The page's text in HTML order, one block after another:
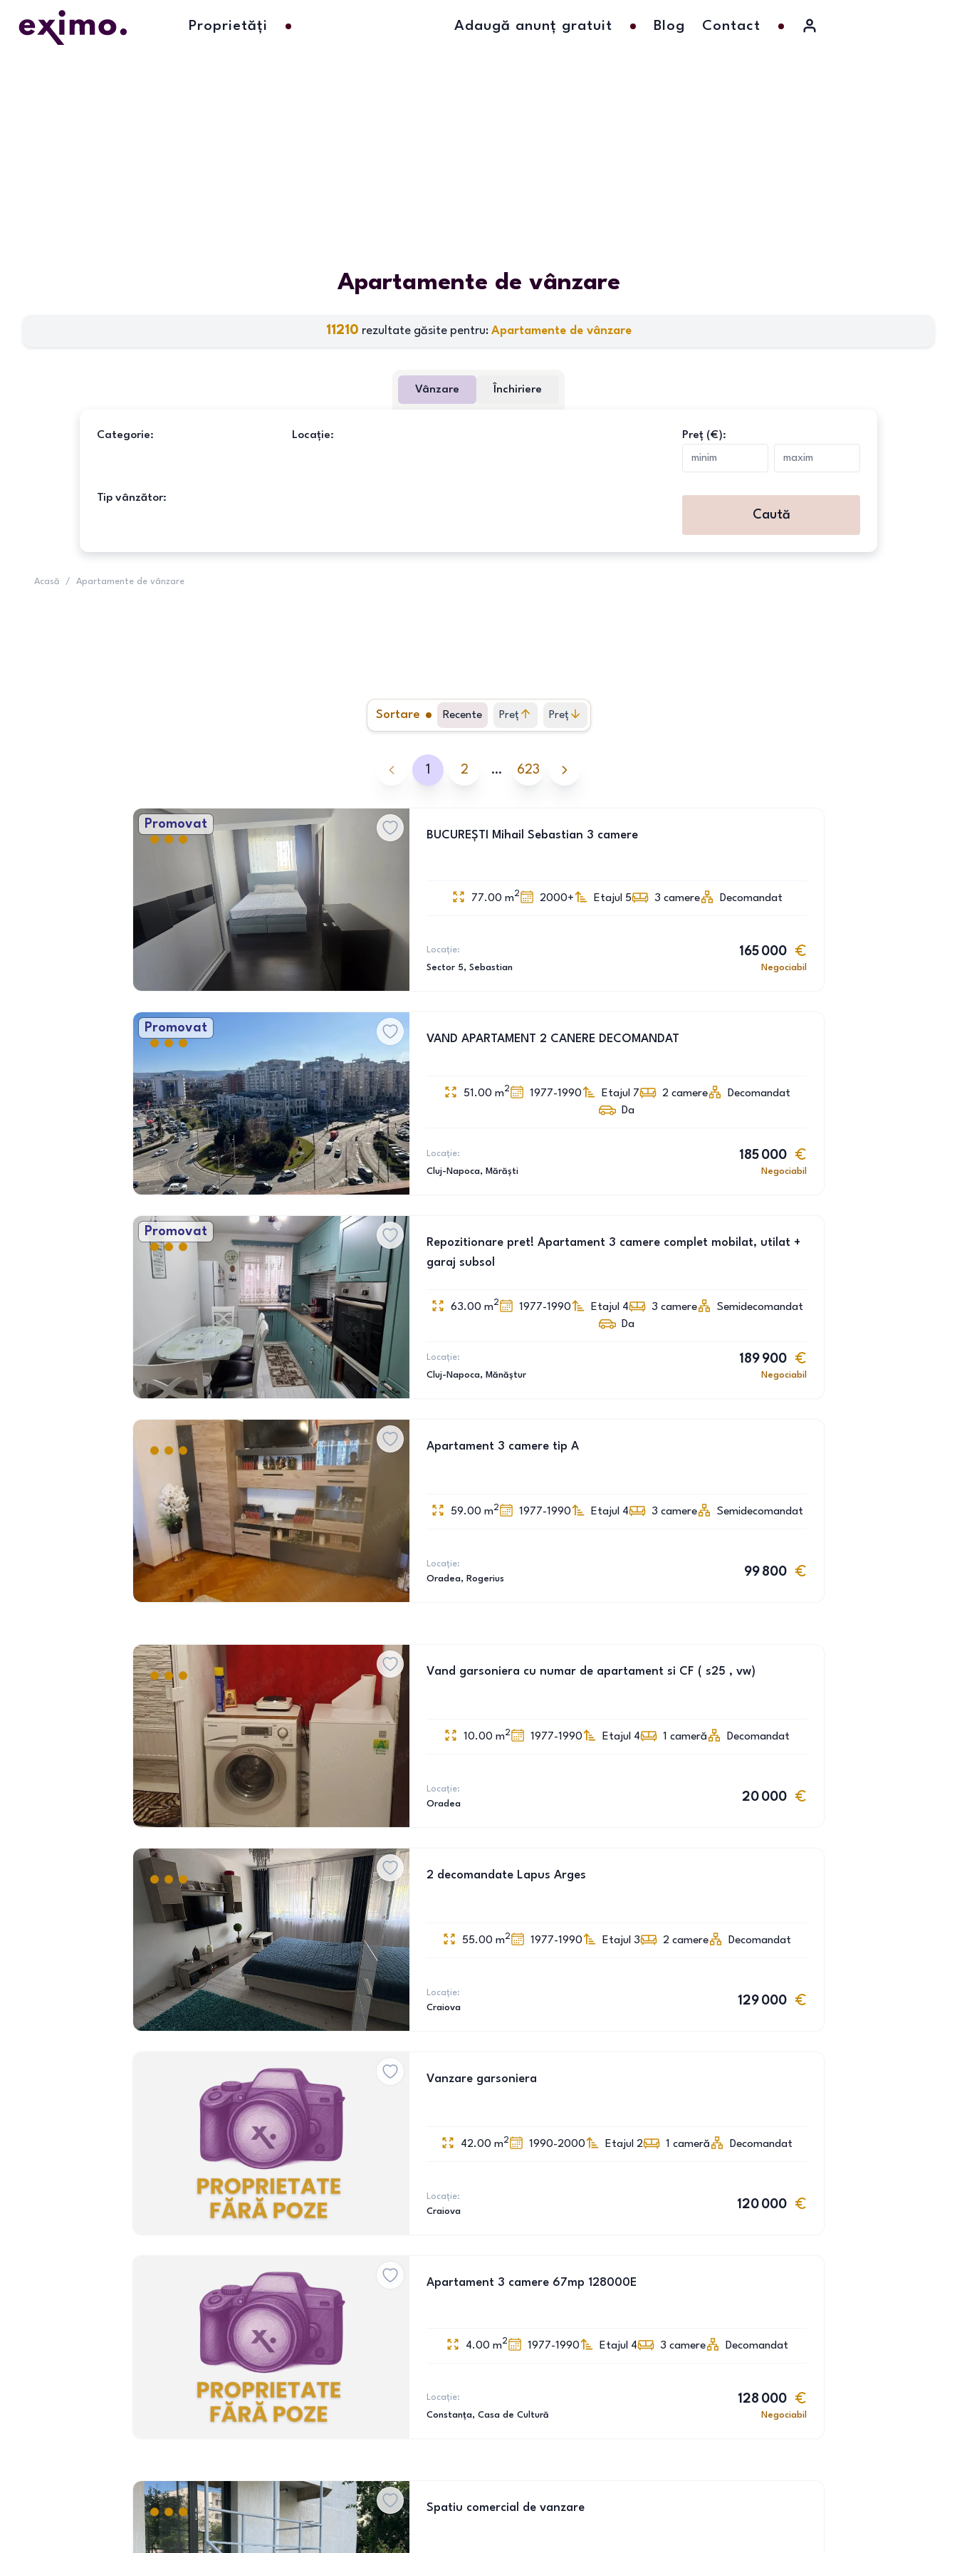
Proprietăți Adaugă anunț gratuit Blog Contact
Apartamente de vânzare
11210 rezultate găsite pentru: Apartamente de vânzare
Vânzare Închiriere
Categorie: Locație: Preț (€):
Tip vânzător:
Caută
Acasă / Apartamente de vânzare
Sortare Recente Preț
crescător
Preț
descrescător
1 2 … 623
Promovat
BUCUREȘTI Mihail Sebastian 3 camere
77.00 m2 2000+ Etajul 5 3 camere Decomandat
Locație:
Sector 5, Sebastian
165 000
Negociabil
Promovat
VAND APARTAMENT 2 CANERE DECOMANDAT
51.00 m2 1977-1990 Etajul 7 2 camere
Decomandat
Da
Locație:
Cluj-Napoca, Mărăști
185 000
Negociabil
Promovat
Repozitionare pret! Apartament 3 camere complet mobilat, utilat +
garaj subsol
63.00 m2 1977-1990 Etajul 4 3 camere
Semidecomandat
Da
Locație:
Cluj-Napoca, Mănăștur
189 900
Negociabil
Apartament 3 camere tip A
59.00 m2 1977-1990 Etajul 4 3 camere Semidecomandat
Locație:
Oradea, Rogerius
99 800
Vand garsoniera cu numar de apartament si CF ( s25 , vw)
10.00 m2 1977-1990 Etajul 4 1 cameră Decomandat
Locație:
Oradea
20 000
2 decomandate Lapus Arges
55.00 m2 1977-1990 Etajul 3 2 camere Decomandat
Locație:
Craiova
129 000
Vanzare garsoniera
42.00 m2 1990-2000 Etajul 2 1 cameră Decomandat
Locație:
Craiova
120 000
Apartament 3 camere 67mp 128000E
4.00 m2 1977-1990 Etajul 4 3 camere Decomandat
Locație:
Constanța, Casa de Cultură
128 000
Negociabil
Spatiu comercial de vanzare